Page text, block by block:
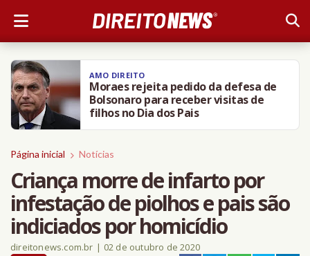
AMO DIREITO
Moraes rejeita pedido da defesa de
Bolsonaro para receber visitas de
filhos no Dia dos Pais
Página inicial Notícias
Criança morre de infarto por
infestação de piolhos e pais são
indiciados por homicídio
direitonews.com.br | 02 de outubro de 2020